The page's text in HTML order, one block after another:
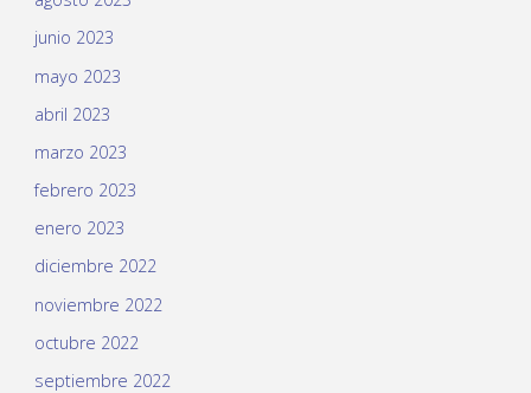
junio 2023
mayo 2023
abril 2023
marzo 2023
febrero 2023
enero 2023
diciembre 2022
noviembre 2022
octubre 2022
septiembre 2022